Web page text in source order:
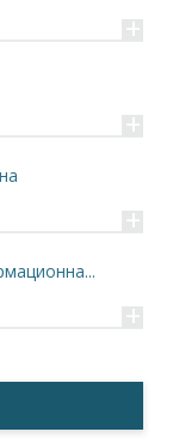
+
+
+
+